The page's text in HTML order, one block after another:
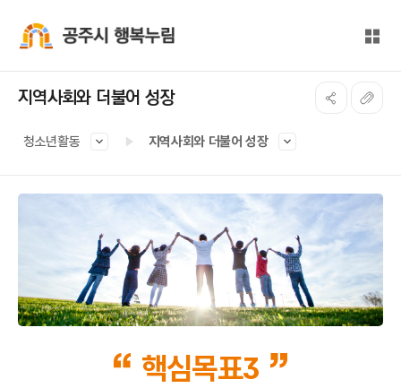
전체
지역사회와 더불어 성장
청소년활동 지역사회와 더불어 성장
핵심목표3